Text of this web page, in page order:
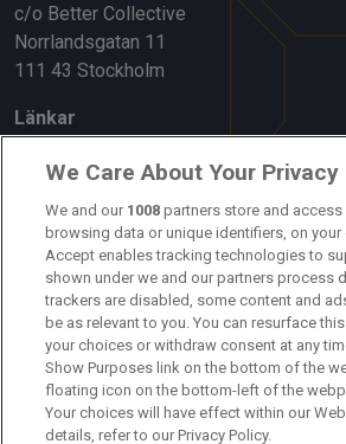
c/o Better Collective
Norrlandsgatan 11
111 43 Stockholm
Länkar
Om oss
Kontakta oss
Kundtjänst
Sponsor: Rekatochklart
Annonsera på Fotbolldirekt
Redaktionell policy
We Care About Your Privacy
We and our 1008 partners store and
browsing data or unique identifiers, on your
Accept enables tracking technologies to
shown under we and our partners process
trackers are disabled, some content and
be as relevant to you. You can resurface
your choices or withdraw consent at any
Show Purposes link on the bottom of the
floating icon on the bottom-left of the
Your choices will have effect within our
details, refer to our Privacy Policy.